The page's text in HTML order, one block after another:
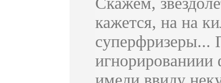
кажется, на на
суперфризеры...
игнорированиии